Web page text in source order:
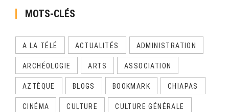
MOTS-CLÉS
A LA TÉLÉ ACTUALITÉS ADMINISTRATION
ARCHÉOLOGIE ARTS ASSOCIATION
AZTÈQUE BLOGS BOOKMARK CHIAPAS
CINÉMA CULTURE CULTURE GÉNÉRALE